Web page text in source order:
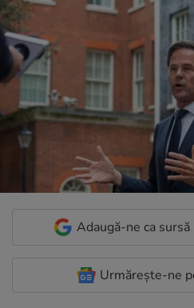
Adaugă-ne ca
Urmărește-ne